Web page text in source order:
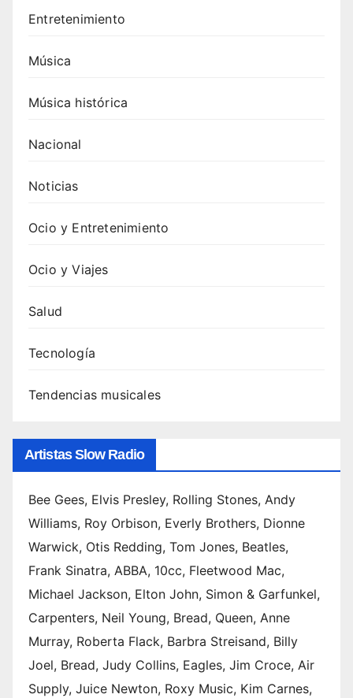
Entretenimiento
Música
Música histórica
Nacional
Noticias
Ocio y Entretenimiento
Ocio y Viajes
Salud
Tecnología
Tendencias musicales
Artistas Slow Radio
Bee Gees, Elvis Presley, Rolling Stones, Andy
Williams, Roy Orbison, Everly Brothers, Dionne
Warwick, Otis Redding, Tom Jones, Beatles,
Frank Sinatra, ABBA, 10cc, Fleetwood Mac,
Michael Jackson, Elton John, Simon & Garfunkel,
Carpenters, Neil Young, Bread, Queen, Anne
Murray, Roberta Flack, Barbra Streisand, Billy
Joel, Bread, Judy Collins, Eagles, Jim Croce, Air
Supply, Juice Newton, Roxy Music, Kim Carnes,